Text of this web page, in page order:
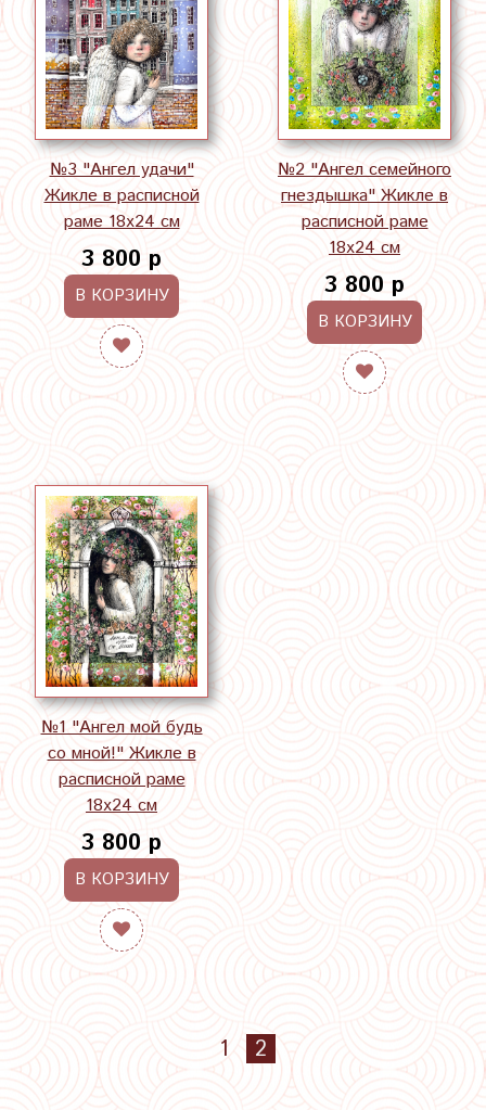
№3 "Ангел удачи"
Жикле в расписной
раме 18х24 см
3 800 р
В КОРЗИНУ
№2 "Ангел семейного
гнездышка" Жикле в
расписной раме
18х24 см
3 800 р
В КОРЗИНУ
№1 "Ангел мой будь
со мной!" Жикле в
расписной раме
18х24 см
3 800 р
В КОРЗИНУ
1 2